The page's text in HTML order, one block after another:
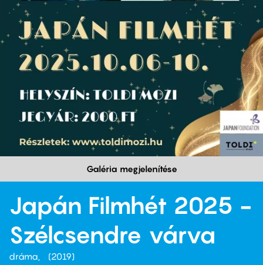
Galéria megjelenítése
Japán Filmhét 2025 -
Szélcsendre várva
dráma
2019